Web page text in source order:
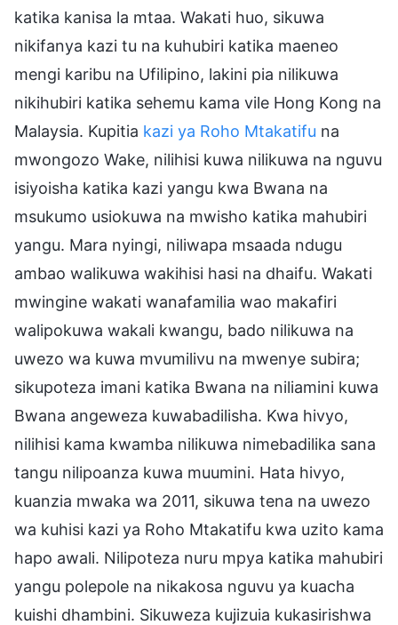
katika kanisa la mtaa. Wakati huo, sikuwa
nikifanya kazi tu na kuhubiri katika maeneo
mengi karibu na Ufilipino, lakini pia nilikuwa
nikihubiri katika sehemu kama vile Hong Kong na
Malaysia. Kupitia kazi ya Roho Mtakatifu na
mwongozo Wake, nilihisi kuwa nilikuwa na nguvu
isiyoisha katika kazi yangu kwa Bwana na
msukumo usiokuwa na mwisho katika mahubiri
yangu. Mara nyingi, niliwapa msaada ndugu
ambao walikuwa wakihisi hasi na dhaifu. Wakati
mwingine wakati wanafamilia wao makafiri
walipokuwa wakali kwangu, bado nilikuwa na
uwezo wa kuwa mvumilivu na mwenye subira;
sikupoteza imani katika Bwana na niliamini kuwa
Bwana angeweza kuwabadilisha. Kwa hivyo,
nilihisi kama kwamba nilikuwa nimebadilika sana
tangu nilipoanza kuwa muumini. Hata hivyo,
kuanzia mwaka wa 2011, sikuwa tena na uwezo
wa kuhisi kazi ya Roho Mtakatifu kwa uzito kama
hapo awali. Nilipoteza nuru mpya katika mahubiri
yangu polepole na nikakosa nguvu ya kuacha
kuishi dhambini. Sikuweza kujizuia kukasirishwa